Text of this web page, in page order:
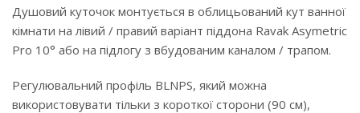
Душовий куточок монтується в облицьований кут ванної
кімнати на лівий / правий варіант піддона Ravak Asymetric
Pro 10° або на підлогу з вбудованим каналом / трапом.
Регулювальний профіль BLNPS, який можна
використовувати тільки з короткої сторони (90 см),